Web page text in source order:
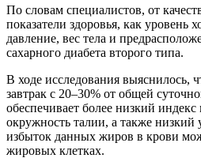
По словам специалистов, от
показатели здоровья, как уровень
давление, вес тела и
сахарного диабета второго типа.
В ходе исследования выяснилось,
завтрак с 20–30% от общей
обеспечивает более низкий
окружность талии, а также
избыток данных жиров в крови
жировых клетках.